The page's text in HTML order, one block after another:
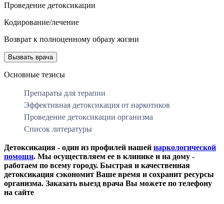
Проведение детоксикации
Кодирование/лечение
Возврат к полноценному образу жизни
Вызвать врача
Основные тезисы
Препараты для терапии
Эффективная детоксикация от наркотиков
Проведение детоксикации организма
Список литературы
Детоксикация - один из профилей нашей наркологической
помощи. Мы осуществляем ее в клинике и на дому -
работаем по всему городу. Быстрая и качественная
детоксикация сэкономит Ваше время и сохранит ресурсы
организма. Заказать выезд врача Вы можете по телефону
на сайте